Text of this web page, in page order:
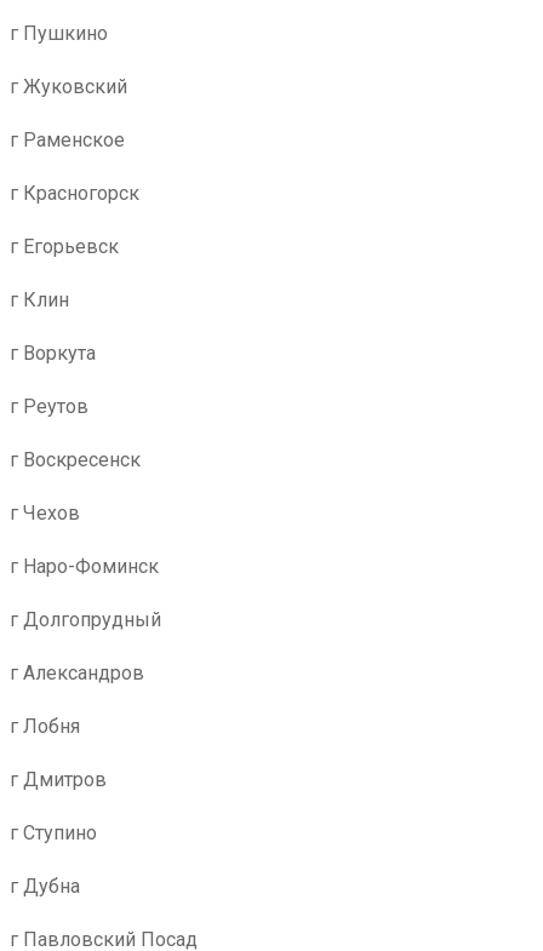
г Пушкино
г Жуковский
г Раменское
г Красногорск
г Егорьевск
г Клин
г Воркута
г Реутов
г Воскресенск
г Чехов
г Наро-Фоминск
г Долгопрудный
г Александров
г Лобня
г Дмитров
г Ступино
г Дубна
г Павловский Посад